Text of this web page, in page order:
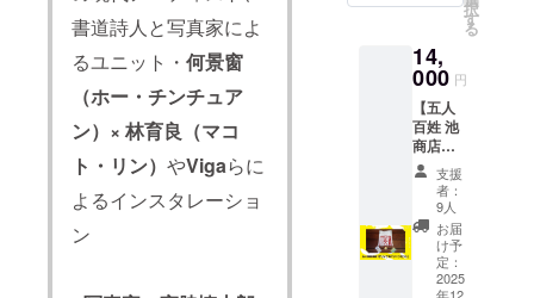
書道詩人と写真家によ
るユニット・ 何景窗
（ホー・チンチュア
ン）× 林育良（マコ
ト・リン） やVigaらに
よるインスタレーショ
ン
ロゴ掲
出 10万
円以上
30万円
未満：
文字サ
イズ大
3万円以
上10万
円未
満：文
字サイ
ズ中 3
掲載サ
30万円
以上：
文字サ
イズ特
大又は
ロゴ掲
出 10万
円以上
30万円
未満：
文字サ
イズ大
3万円以
上10万
す。
者の
み） 掲
載を希
望され
る方
は、備
考欄に
掲載し
たいお
名前を
ご記入
くださ
い。
タンド
・中華
料理 ・
日本酒
バー ・
シルク
スク
リーン
ワーク
ショッ
プ など
※ 出店
内容や
ルにて
お送り
しま
す。 ※
ご支援
いただ
いた方
のお名
前を
ホーム
ページ
に掲載
させて
愛飲さ
ている
金陵。
230年の
歴史が
誇る自
慢のお
酒と讃
岐うど
んを合
わせ
た、こ
こでし
か味わ
えない
択
す
る
14,
000 円
【五人
百姓 池
商店
イチ推
し！】
オリジ
ナルT
シャツ
セット
琴平で
支援
者：
9人
お届
け予
定：
2025
年12